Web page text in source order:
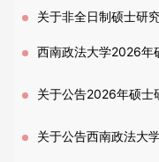
学院招生培养（第二批）
关于非全日制硕士研
西南政法大学2026年
公示－第二批复试（含退
关于公告2026年硕士
知-第二批复试(含退役士
关于公告西南政法大